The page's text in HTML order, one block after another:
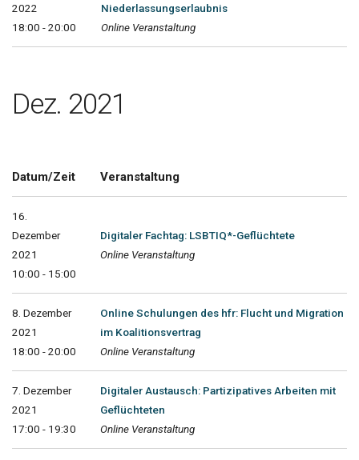
2022
18:00 - 20:00
Niederlassungserlaubnis
Online Veranstaltung
Dez. 2021
Datum/Zeit Veranstaltung
16.
Dezember
2021
10:00 - 15:00
Digitaler Fachtag: LSBTIQ*-Geflüchtete
Online Veranstaltung
8. Dezember
2021
18:00 - 20:00
Online Schulungen des hfr: Flucht und Migration
im Koalitionsvertrag
Online Veranstaltung
7. Dezember
2021
17:00 - 19:30
Digitaler Austausch: Partizipatives Arbeiten mit
Geflüchteten
Online Veranstaltung